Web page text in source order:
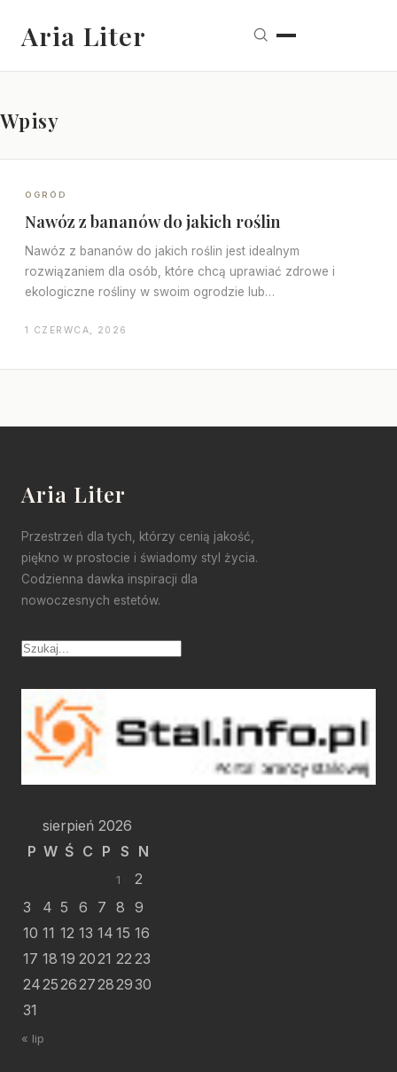
Aria Liter
Wpisy
OGRÓD
Nawóz z bananów do jakich roślin
Nawóz z bananów do jakich roślin jest idealnym
rozwiązaniem dla osób, które chcą uprawiać zdrowe i
ekologiczne rośliny w swoim ogrodzie lub…
1 CZERWCA, 2026
Aria Liter
Przestrzeń dla tych, którzy cenią jakość,
piękno w prostocie i świadomy styl życia.
Codzienna dawka inspiracji dla
nowoczesnych estetów.
sierpień 2026
P W Ś C P S N
1
2
3
4 5 6 7 8 9
10 11 12 13 14 15 16
17 18 19 2021 22 23
24252627282930
31
« lip